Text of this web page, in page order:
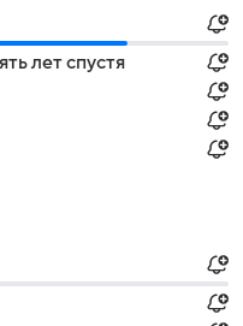
лет спустя